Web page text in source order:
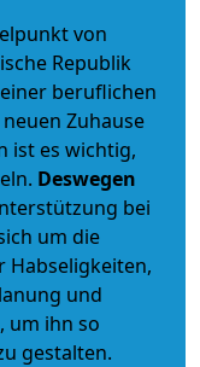
von
Republik
beruflichen
Zuhause
ist es wichtig,
Deswegen
bei
um die
Habseligkeiten,
und
um ihn so
gestalten.